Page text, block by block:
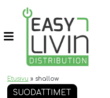
Etusivu » shallow
SUODATTIMET